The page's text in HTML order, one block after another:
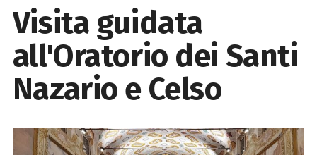
Visita guidata
all'Oratorio dei Santi
Nazario e Celso